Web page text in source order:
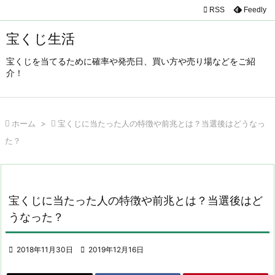
宝くじ生活
宝くじを当てるために確率や発売日、買い方や売り場などをご紹
介！

サイド
前へ
検索
 RSS Feedly
 ホーム >  宝くじに当たった人の特徴や前兆とは？当選後はどうなっ
た？
宝くじに当たった人の特徴や前兆とは？当選後はど
うなった？
 2018年11月30日  2019年12月16日